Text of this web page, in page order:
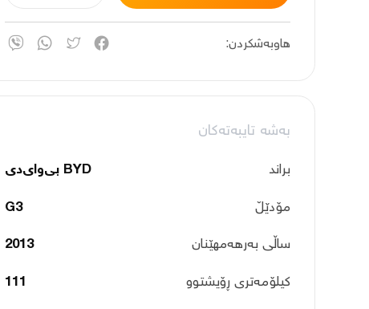
هاوبەشکردن:
بەشە تایبەتەکان
براند
BYD بی‌وای‌دی
مۆدێڵ
G3
ساڵی بەرهەمهێنان
2013
کیلۆمەتری ڕۆیشتوو
111